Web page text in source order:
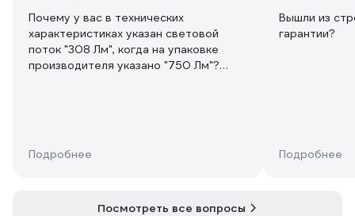
Почему у вас в технических
характеристиках указан световой
поток "308 Лм", когда на упаковке
производителя указано "750 Лм"?
Подробнее
Вышли из
гарантии?
Подробнее
Посмотреть все вопросы